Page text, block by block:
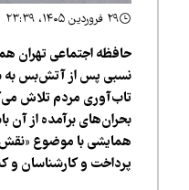
۲۹ فروردین ۱۴۰۵، ۲۳:۳۹
حافظه اجتماعی تهران
نسبی پس از آتش‌بس به
تاب‌آوری مردم تلاش
همایشی با موضوع
پرداخت و کارشناسان و